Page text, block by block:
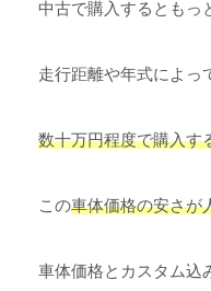
中古で購入するともっ
走行距離や年式によっ
数十万円程度で購入す
この車体価格の安さが
車体価格とカスタム込